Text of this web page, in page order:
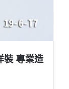
裝 專業造